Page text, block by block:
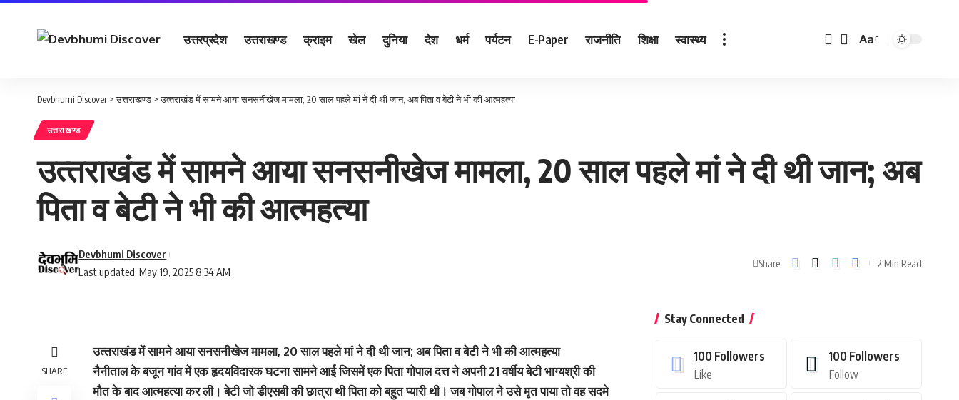
उत्तरप्रदेश उत्तराखण्ड क्राइम खेल दुनिया देश धर्म पर्यटन E-Paper राजनीति शिक्षा स्वास्थ्य
Font
Aa
Devbhumi Discover >उत्तराखण्ड >उत्‍तराखंड में सामने आया सनसनीखेज मामला, 20 साल पहले मां ने दी थी जान; अब पिता व बेटी ने भी की आत्‍महत्‍या
उत्तराखण्ड
उत्‍तराखंड में सामने आया सनसनीखेज मामला, 20 साल पहले मां ने दी थी जान; अब
पिता व बेटी ने भी की आत्‍महत्‍या
Last updated: May 19, 2025 8:34 AM
Devbhumi Discover
Share 2 Min Read
SHARE
उत्‍तराखंड में सामने आया सनसनीखेज मामला, 20 साल पहले मां ने दी थी जान; अब पिता व बेटी ने भी की आत्‍महत्‍या
नैनीताल के बजून गांव में एक हृदयविदारक घटना सामने आई जिसमें एक पिता गोपाल दत्त ने अपनी 21 वर्षीय बेटी भाग्यश्री की
मौत के बाद आत्महत्या कर ली। बेटी जो डीएसबी की छात्रा थी पिता को बहुत प्यारी थी। जब गोपाल ने उसे मृत पाया तो वह सदमे
Stay Connected
100 Followers
Like
100 Followers
Follow